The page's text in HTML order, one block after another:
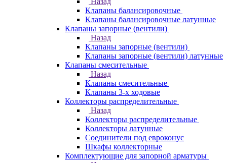
Клапаны балансировочные
Клапаны балансировочные латунные
Клапаны запорные (вентили)
Назад
Клапаны запорные (вентили)
Клапаны запорные (вентили) латунные
Клапаны смесительные
Назад
Клапаны смесительные
Клапаны 3-х ходовые
Коллекторы распределительные
Назад
Коллекторы распределительные
Коллекторы латунные
Соединители под евроконус
Шкафы коллекторные
Комплектующие для запорной арматуры